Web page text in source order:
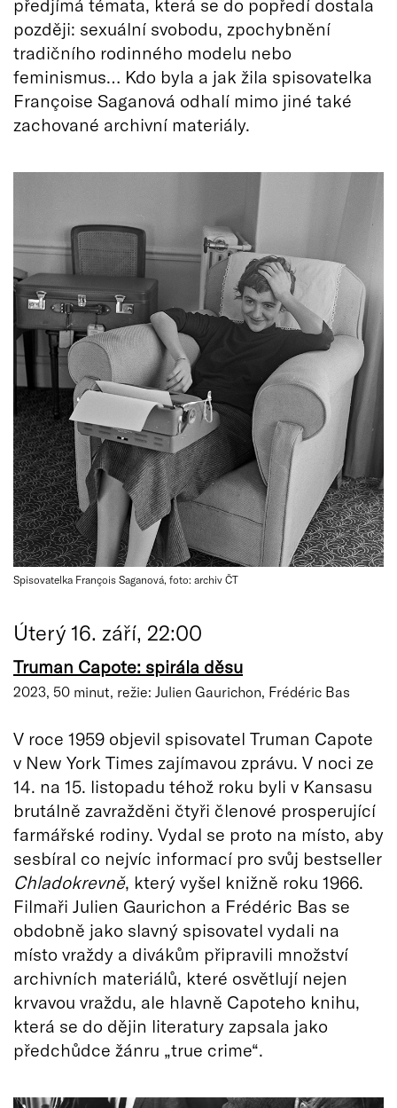
předjímá témata, která se do popředí dostala
později: sexuální svobodu, zpochybnění
tradičního rodinného modelu nebo
feminismus… Kdo byla a jak žila spisovatelka
Françoise Saganová odhalí mimo jiné také
zachované archivní materiály.
Spisovatelka François Saganová, foto: archiv ČT
Úterý 16. září, 22:00
Truman Capote: spirála děsu
2023, 50 minut, režie: Julien Gaurichon, Frédéric Bas
V roce 1959 objevil spisovatel Truman Capote
v New York Times zajímavou zprávu. V noci ze
14. na 15. listopadu téhož roku byli v Kansasu
brutálně zavražděni čtyři členové prosperující
farmářské rodiny. Vydal se proto na místo, aby
sesbíral co nejvíc informací pro svůj bestseller
Chladokrevně, který vyšel knižně roku 1966.
Filmaři Julien Gaurichon a Frédéric Bas se
obdobně jako slavný spisovatel vydali na
místo vraždy a divákům připravili množství
archivních materiálů, které osvětlují nejen
krvavou vraždu, ale hlavně Capoteho knihu,
která se do dějin literatury zapsala jako
předchůdce žánru „true crime“.